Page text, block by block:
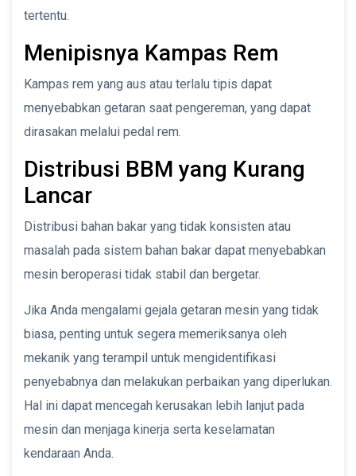
tertentu.
Menipisnya Kampas Rem
Kampas rem yang aus atau terlalu tipis dapat
menyebabkan getaran saat pengereman, yang dapat
dirasakan melalui pedal rem.
Distribusi BBM yang Kurang
Lancar
Distribusi bahan bakar yang tidak konsisten atau
masalah pada sistem bahan bakar dapat menyebabkan
mesin beroperasi tidak stabil dan bergetar.
Jika Anda mengalami gejala getaran mesin yang tidak
biasa, penting untuk segera memeriksanya oleh
mekanik yang terampil untuk mengidentifikasi
penyebabnya dan melakukan perbaikan yang diperlukan.
Hal ini dapat mencegah kerusakan lebih lanjut pada
mesin dan menjaga kinerja serta keselamatan
kendaraan Anda.